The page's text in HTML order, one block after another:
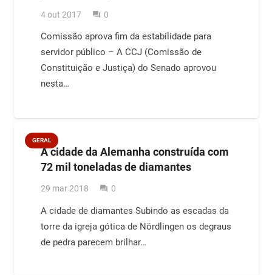
4 out 2017 question_answer 0
Comissão aprova fim da estabilidade para
servidor público – A CCJ (Comissão de
Constituição e Justiça) do Senado aprovou
nesta…
GERAL
A cidade da Alemanha construída com
72 mil toneladas de diamantes
29 mar 2018 question_answer 0
A cidade de diamantes Subindo as escadas da
torre da igreja gótica de Nördlingen os degraus
de pedra parecem brilhar…